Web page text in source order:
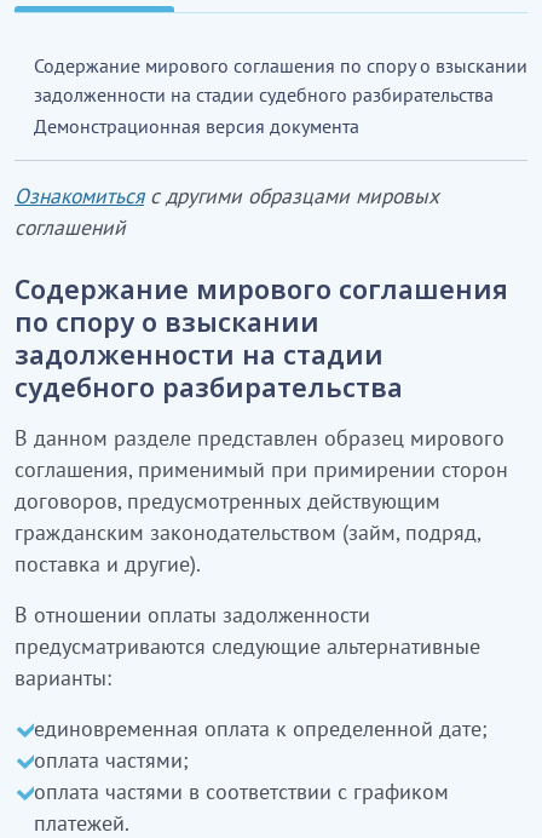
Содержание мирового соглашения по спору о взыскании
задолженности на стадии судебного разбирательства
Демонстрационная версия документа
Ознакомитьсяс другими образцами мировых
соглашений
Содержание мирового соглашения
по спору о взыскании
задолженности на стадии
судебного разбирательства
В данном разделе представлен образец мирового
соглашения, применимый при примирении сторон
договоров, предусмотренных действующим
гражданским законодательством (займ, подряд,
поставка и другие).
В отношении оплаты задолженности
предусматриваются следующие альтернативные
варианты:
единовременная оплата к определенной дате;
оплата частями;
оплата частями в соответствии с графиком
платежей.